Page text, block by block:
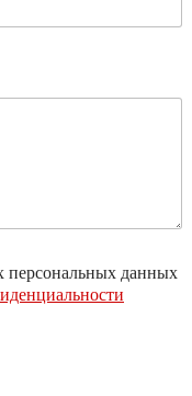
персональных данных